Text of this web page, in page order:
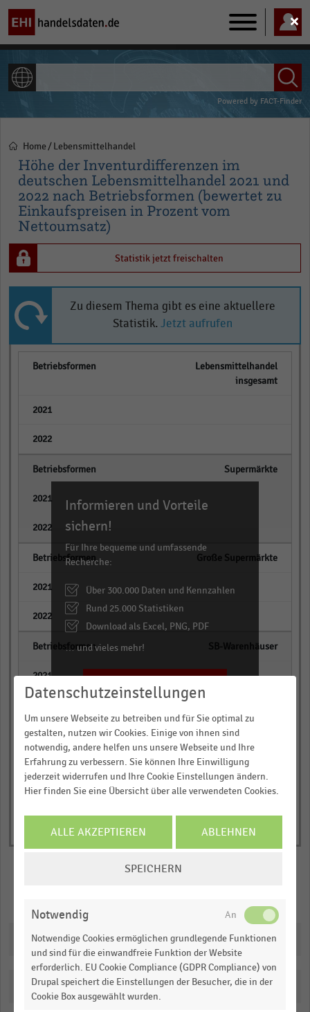
Main
navigation
Powered by FACT-Finder
Pfadnavigation
Home Lebensmittelhandel
Höhe der Inventurdifferenzen im
deutschen Lebensmittelhandel 2021 und
2022 nach Betriebsformen (bewertet zu
Einkaufspreisen in Prozent vom
Nettoumsatz)
Statistik jetzt freischalten
Zu diesem Thema gibt es eine aktuellere
Statistik. Jetzt aufrufen
Lebensmittelhandel
insgesamt
Supermärkte
Große Supermärkte
SB-Warenhäuser
empty
Informieren und Vorteile
sichern!
Für Ihre bequeme und umfassende
Recherche:
Über 300.000 Daten und Kennzahlen
Rund 25.000 Statistiken
Download als Excel, PNG, PDF
… und vieles mehr!
Downloads
Katalogisierung
Datenschutzeinstellungen
Um unsere Webseite zu betreiben und für Sie optimal zu
gestalten, nutzen wir Cookies. Einige von ihnen sind
notwendig, andere helfen uns unsere Webseite und Ihre
Erfahrung zu verbessern. Sie können Ihre Einwilligung
jederzeit widerrufen und Ihre Cookie Einstellungen ändern.
Hier finden Sie eine Übersicht über alle verwendeten Cookies.
ALLE AKZEPTIEREN ABLEHNEN
SPEICHERN
Notwendig
Notwendige Cookies ermöglichen grundlegende Funktionen
und sind für die einwandfreie Funktion der Website
erforderlich. EU Cookie Compliance (GDPR Compliance) von
Drupal speichert die Einstellungen der Besucher, die in der
Cookie Box ausgewählt wurden.